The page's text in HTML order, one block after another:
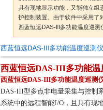
具有现地显示功能，又能独立组
护控制装置。由于软件中采用了
西蓝恒远DAS-III多功能温度巡测
西蓝恒远DAS-III多功能温度巡测
西蓝恒远DAS-III多功能温
西蓝恒远DAS-III多功能温度巡测
DAS-III型多点非电量采集与控制
系统中的远程智能I/O，且具有现